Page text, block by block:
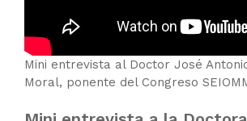
Mini entrevista al Doctor José
Moral, ponente del Congreso